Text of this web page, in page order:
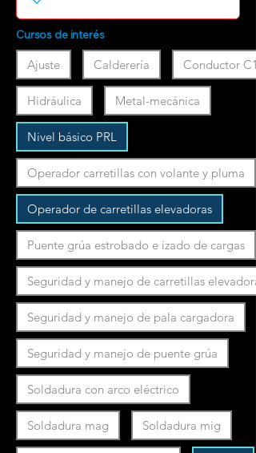
Cursos de interés
Ajuste Calderería Conductor C1
Hidráulica Metal-mecánica
Nivel básico PRL
Operador carretillas con volante y pluma
Operador de carretillas elevadoras
Puente grúa estrobado e izado de cargas
Seguridad y manejo de carretillas
Seguridad y manejo de pala cargadora
Seguridad y manejo de puente grúa
Soldadura con arco eléctrico
Soldadura mag Soldadura mig